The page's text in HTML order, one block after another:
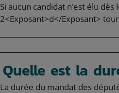
Si aucun candidat n'est élu
2<Exposant>d</Exposant>
Quelle est la
La durée du mandat des